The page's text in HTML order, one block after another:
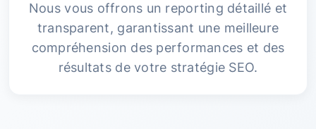
Nous vous offrons un reporting détaillé et
transparent, garantissant une meilleure
compréhension des performances et des
résultats de votre stratégie SEO.